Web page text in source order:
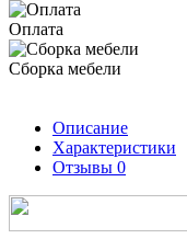
Оплата
Сборка мебели
Описание
Характеристики
Отзывы 0